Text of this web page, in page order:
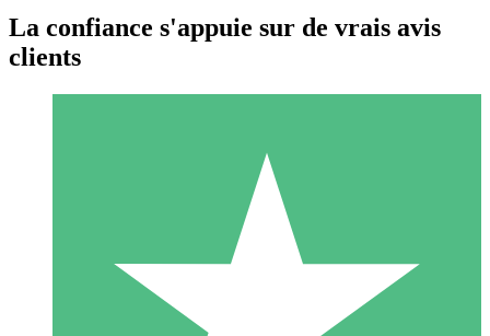
Packs de Crédits Individuels
Payez à l'utilisation avec des crédits de téléchargement. Sans
La confiance s'appuie sur de vrais avis
clients